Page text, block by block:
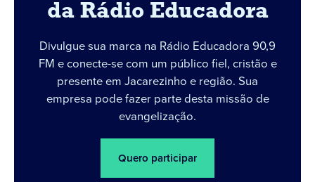
da Rádio Educadora
Divulgue sua marca na Rádio Educadora 90,9
FM e conecte-se com um público fiel, cristão e
presente em Jacarezinho e região. Sua
empresa pode fazer parte desta missão de
evangelização.
Quero participar